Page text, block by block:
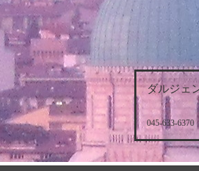
ダルジェ
045-633-6370